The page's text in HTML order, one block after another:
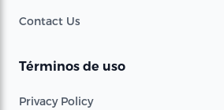
Contact Us
Términos de uso
Privacy Policy